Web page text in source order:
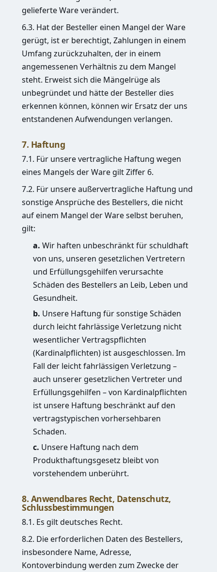
gelieferte Ware verändert.
6.3. Hat der Besteller einen Mangel der Ware
gerügt, ist er berechtigt, Zahlungen in einem
Umfang zurückzuhalten, der in einem
angemessenen Verhältnis zu dem Mangel
steht. Erweist sich die Mängelrüge als
unbegründet und hätte der Besteller dies
erkennen können, können wir Ersatz der uns
entstandenen Aufwendungen verlangen.
7. Haftung
7.1. Für unsere vertragliche Haftung wegen
eines Mangels der Ware gilt Ziffer 6.
7.2. Für unsere außervertragliche Haftung und
sonstige Ansprüche des Bestellers, die nicht
auf einem Mangel der Ware selbst beruhen,
gilt:
a. Wir haften unbeschränkt für schuldhaft
von uns, unseren gesetzlichen Vertretern
und Erfüllungsgehilfen verursachte
Schäden des Bestellers an Leib, Leben und
Gesundheit.
b. Unsere Haftung für sonstige Schäden
durch leicht fahrlässige Verletzung nicht
wesentlicher Vertragspflichten
(Kardinalpflichten) ist ausgeschlossen. Im
Fall der leicht fahrlässigen Verletzung –
auch unserer gesetzlichen Vertreter und
Erfüllungsgehilfen – von Kardinalpflichten
ist unsere Haftung beschränkt auf den
vertragstypischen vorhersehbaren
Schaden.
c. Unsere Haftung nach dem
Produkthaftungsgesetz bleibt von
vorstehendem unberührt.
8. Anwendbares Recht, Datenschutz,
Schlussbestimmungen
8.1. Es gilt deutsches Recht.
8.2. Die erforderlichen Daten des Bestellers,
insbesondere Name, Adresse,
Kontoverbindung werden zum Zwecke der